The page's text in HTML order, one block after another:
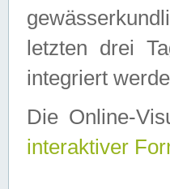
letzten drei
integriert
Die Online-
interaktiver